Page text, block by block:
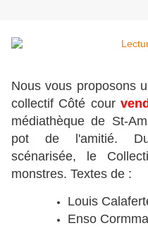
Nous vous proposons
collectif Côté cour
médiathèque de St-
pot de l'amitié.
scénarisée, le
monstres. Textes de :
Louis
Enso